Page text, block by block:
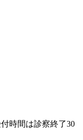
時間は診察終了30